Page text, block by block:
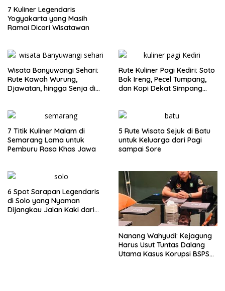
7 Kuliner Legendaris
Yogyakarta yang Masih
Ramai Dicari Wisatawan
Wisata Banyuwangi Sehari:
Rute Kawah Wurung,
Djawatan, hingga Senja di
Rute Kuliner Pagi Kediri: Soto
Bok Ireng, Pecel Tumpang,
dan Kopi Dekat Simpang
7 Titik Kuliner Malam di
Semarang Lama untuk
Pemburu Rasa Khas Jawa
5 Rute Wisata Sejuk di Batu
untuk Keluarga dari Pagi
sampai Sore
6 Spot Sarapan Legendaris
di Solo yang Nyaman
Dijangkau Jalan Kaki dari
Nanang Wahyudi: Kejagung
Harus Usut Tuntas Dalang
Utama Kasus Korupsi BSPS